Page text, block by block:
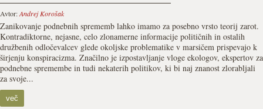
Avtor:Andrej Korošak
Zanikovanje podnebnih sprememb lahko imamo za posebno vrsto teorij zarot.
Kontradiktorne, nejasne, celo zlonamerne informacije političnih in ostalih
družbenih odločevalcev glede okoljske problematike v marsičem prispevajo k
širjenju konspiracizma. Značilno je izpostavljanje vloge ekologov, ekspertov za
podnebne spremembe in tudi nekaterih politikov, ki bi naj znanost zlorabljali
za svoje...
več